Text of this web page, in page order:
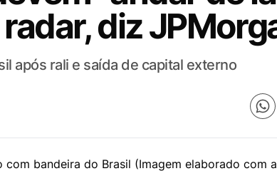
diz
após rali e saída de capital externo